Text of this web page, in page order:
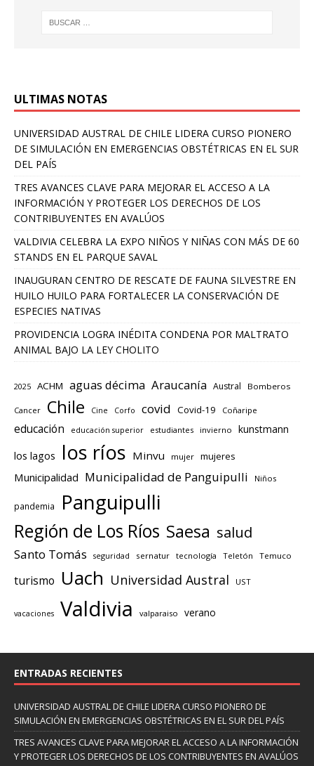
ULTIMAS NOTAS
UNIVERSIDAD AUSTRAL DE CHILE LIDERA CURSO PIONERO
DE SIMULACIÓN EN EMERGENCIAS OBSTÉTRICAS EN EL SUR
DEL PAÍS
TRES AVANCES CLAVE PARA MEJORAR EL ACCESO A LA
INFORMACIÓN Y PROTEGER LOS DERECHOS DE LOS
CONTRIBUYENTES EN AVALÚOS
VALDIVIA CELEBRA LA EXPO NIÑOS Y NIÑAS CON MÁS DE 60
STANDS EN EL PARQUE SAVAL
INAUGURAN CENTRO DE RESCATE DE FAUNA SILVESTRE EN
HUILO HUILO PARA FORTALECER LA CONSERVACIÓN DE
ESPECIES NATIVAS
PROVIDENCIA LOGRA INÉDITA CONDENA POR MALTRATO
ANIMAL BAJO LA LEY CHOLITO
2025 ACHM aguas décima Araucanía Austral Bomberos
Cancer Chile Cine Corfo covid Covid-19 Coñaripe
educación educación superior estudiantes invierno kunstmann
los lagos los ríos Minvu mujer mujeres
Municipalidad Municipalidad de Panguipulli Niños
pandemia Panguipulli
Región de Los Ríos Saesa salud
Santo Tomás seguridad sernatur tecnología Teletón Temuco
turismo Uach Universidad Austral UST
vacaciones Valdivia valparaiso verano
ENTRADAS RECIENTES
UNIVERSIDAD AUSTRAL DE CHILE LIDERA CURSO PIONERO DE
SIMULACIÓN EN EMERGENCIAS OBSTÉTRICAS EN EL SUR DEL PAÍS
TRES AVANCES CLAVE PARA MEJORAR EL ACCESO A LA INFORMACIÓN
Y PROTEGER LOS DERECHOS DE LOS CONTRIBUYENTES EN AVALÚOS